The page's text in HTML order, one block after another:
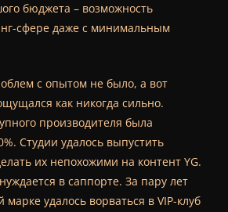
бюджета – возможность
сфере даже с минимальным
с опытом не было, а вот
как никогда сильно.
производителя была
Студии удалось выпустить
их непохожими на контент YG.
в саппорте. За пару лет
марке удалось ворваться в VIP-клуб